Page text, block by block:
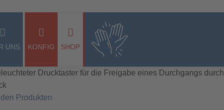
im Sinne des § 14 BGB. Kein Verkauf an Privatpersonen.
UNS KONFIG SHOP
Drucktaster für die Freigabe eines Durchgangs durch
Produkten